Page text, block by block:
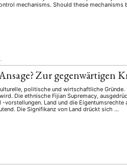
mechanisms. Should these mechanisms
Zur gegenwärtigen
politische und wirtschaftliche
Die ethnische Fijian Supremacy,
vorstellungen. Land und die
Die Signifikanz von Land drückt sich …